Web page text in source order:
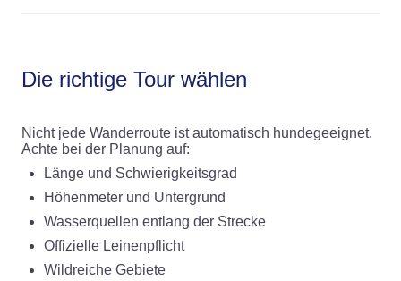
Die richtige Tour wählen
Nicht jede Wanderroute ist automatisch hundegeeignet.
Achte bei der Planung auf:
Länge und Schwierigkeitsgrad
Höhenmeter und Untergrund
Wasserquellen entlang der Strecke
Offizielle Leinenpflicht
Wildreiche Gebiete